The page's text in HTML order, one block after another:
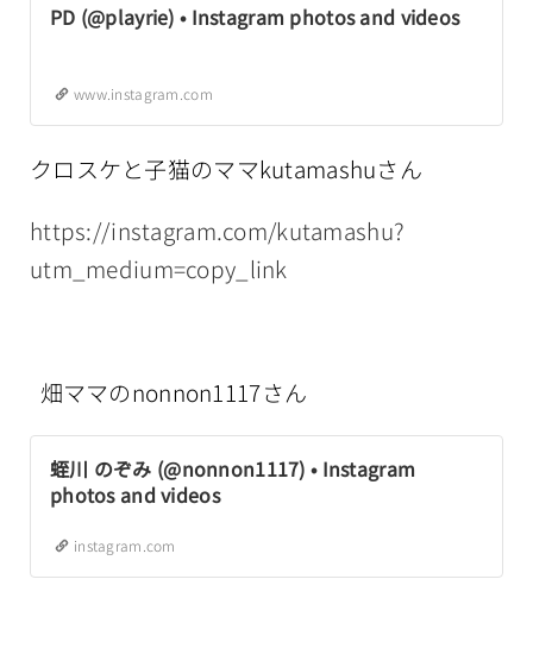
PD (@playrie) • Instagram photos and videos
www.instagram.com
クロスケと子猫のママkutamashuさん
https://instagram.com/kutamashu?
utm_medium=copy_link
畑ママのnonnon1117さん
蛭川 のぞみ (@nonnon1117) • Instagram
photos and videos
instagram.com